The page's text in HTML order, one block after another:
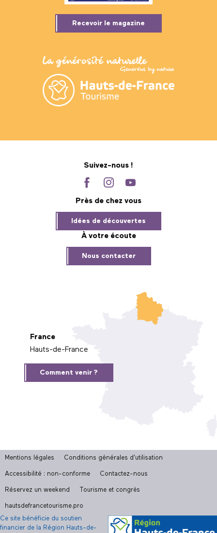
Recevoir le magazine
Suivez-nous !
Près de chez vous
Idées de découvertes
À votre écoute
Nous contacter
France
Hauts-de-France
Comment venir ?
Mentions légales Conditions générales d'utilisation
Accessibilité : non-conforme Contactez-nous
Réservez un weekend Tourisme et congrès
hautsdefrancetourisme.pro
Ce site bénéficie du soutien
financier de la Région Hauts-de-